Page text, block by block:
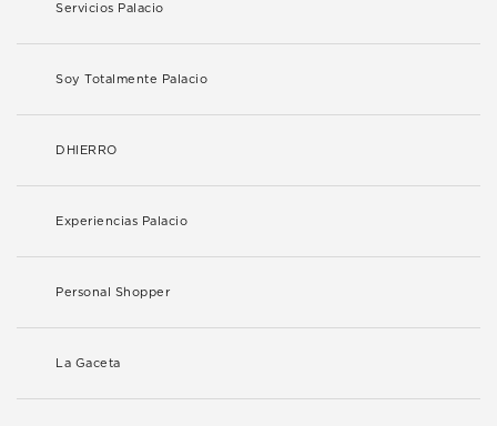
Servicios Palacio
Soy Totalmente Palacio
DHIERRO
Experiencias Palacio
Personal Shopper
La Gaceta